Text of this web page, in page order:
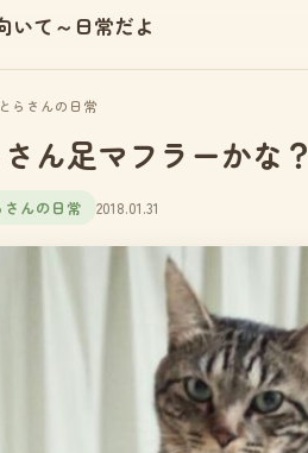
いて～日常だよ
とらさんの日常
さん足マフラーかな？
さんの日常 2018.01.31